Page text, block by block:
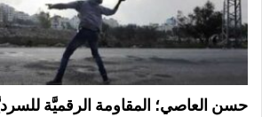
حسن العاصي؛ المقاومة الرقميَّة